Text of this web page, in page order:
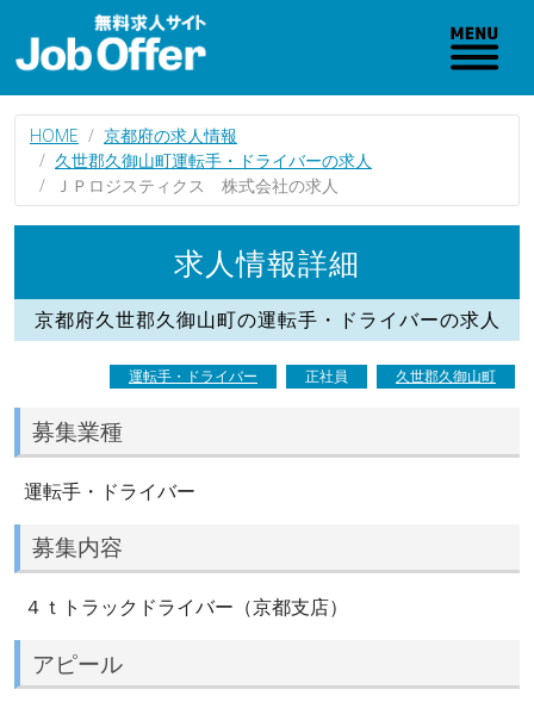
HOME
京都府の求人情報
久世郡久御山町運転手・ドライバーの求人
ＪＰロジスティクス 株式会社の求人
求人情報詳細
京都府久世郡久御山町の運転手・ドライバーの求人
運転手・ドライバー 正社員 久世郡久御山町
募集業種
運転手・ドライバー
募集内容
４ｔトラックドライバー（京都支店）
アピール